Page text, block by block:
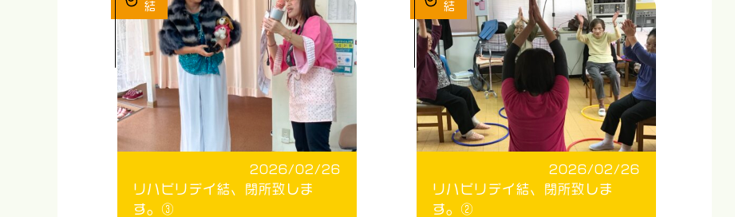
2026/02/26
リハビリデイ結、閉所致しま
す。③
結
2026/02/26
リハビリデイ結、閉所致しま
す。②
結